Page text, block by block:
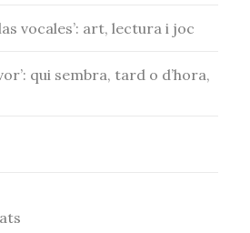
vocales’: art, lectura i joc
qui sembra, tard o d’hora,